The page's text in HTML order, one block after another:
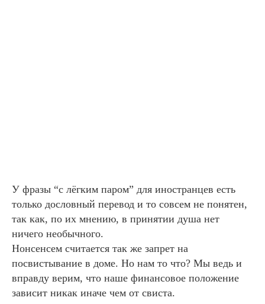
У фразы “с лёгким паром” для иностранцев есть
только дословный перевод и то совсем не понятен,
так как, по их мнению, в принятии душа нет
ничего необычного.
Нонсенсем считается так же запрет на
посвистывание в доме. Но нам то что? Мы ведь и
вправду верим, что наше финансовое положение
зависит никак иначе чем от свиста.